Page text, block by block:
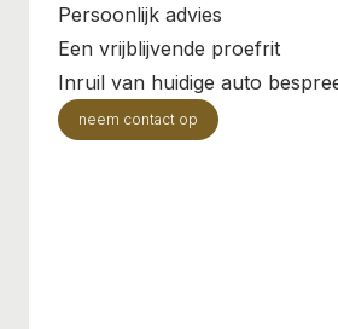
Persoonlijk advies
Een vrijblijvende proefrit
Inruil van huidige auto
neem contact op